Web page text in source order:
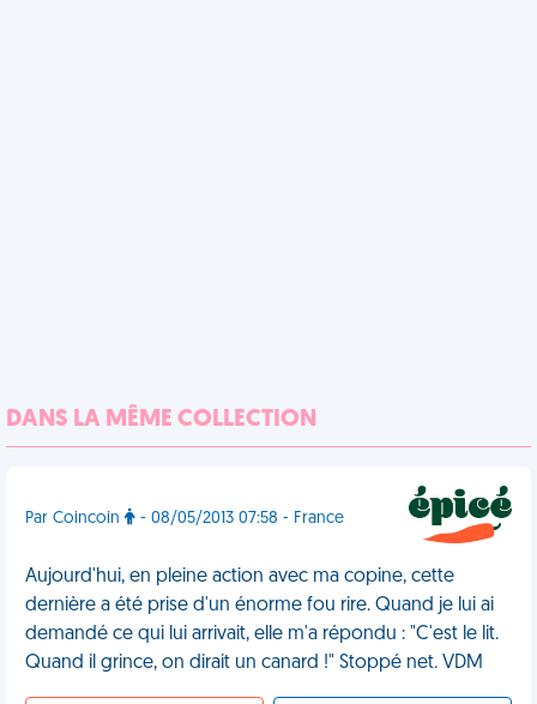
DANS LA MÊME COLLECTION
Par Coincoin - 08/05/2013 07:58 - France
Aujourd'hui, en pleine action avec ma copine, cette
dernière a été prise d'un énorme fou rire. Quand je lui ai
demandé ce qui lui arrivait, elle m'a répondu : "C'est le lit.
Quand il grince, on dirait un canard !" Stoppé net. VDM